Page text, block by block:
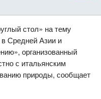
стол» на тему
Средней Азии и
организованный
с итальянским
природы, сообщает